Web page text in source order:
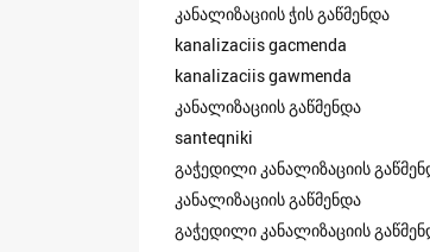
კანალიზაციის ჭის გაწმენდა
kanalizaciis gacmenda
kanalizaciis gawmenda
კანალიზაციის გაწმენდა
santeqniki
გაჭედილი კანალიზაციის
კანალიზაციის გაწმენდა
გაჭედილი კანალიზაციის